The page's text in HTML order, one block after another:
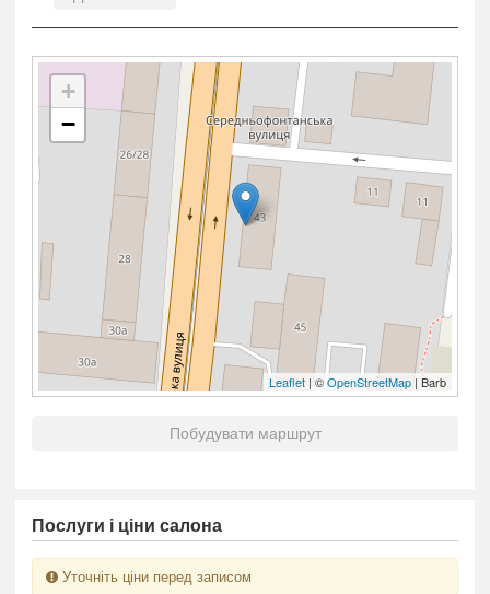
+
−
Leaflet | ©OpenStreetMap | Barb
Побудувати маршрут
Послуги і ціни салона
Уточніть ціни перед записом